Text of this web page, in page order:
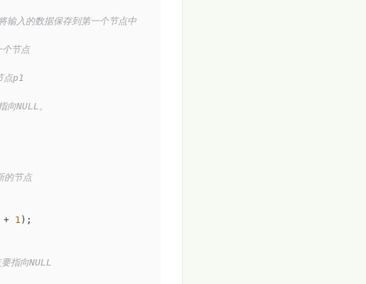
输入的数据保存到第一个节点中
节点
点p1
NULL。
的节点
+ 1 );
指向NULL